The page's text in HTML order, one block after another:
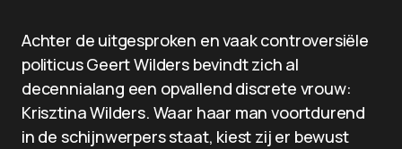
Achter de uitgesproken en vaak controversiële
politicus Geert Wilders bevindt zich al
decennialang een opvallend discrete vrouw:
Krisztina Wilders. Waar haar man voortdurend
in de schijnwerpers staat, kiest zij er bewust